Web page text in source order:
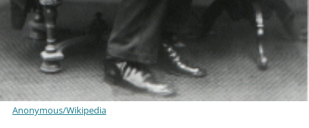
Anonymous/Wikipedia